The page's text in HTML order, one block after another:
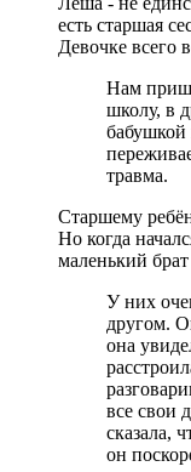
есть старшая
Девочке всего
Нам
школу, в
бабушкой
травма.
Старшему
Но когда
маленький
У них
другом.
она
все свои
сказала,
он